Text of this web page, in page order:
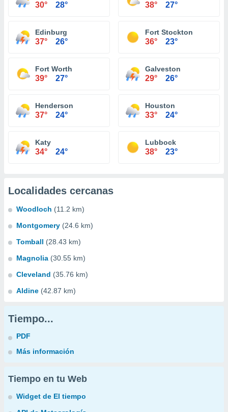
30° 28° 38° 27°
Edinburg
37° 26°
Fort Stockton
36° 23°
Fort Worth
39° 27°
Galveston
29° 26°
Henderson
37° 24°
Houston
33° 24°
Katy
34° 24°
Lubbock
38° 23°
Localidades cercanas
Woodloch (11.2 km)
Montgomery (24.6 km)
Tomball (28.43 km)
Magnolia (30.55 km)
Cleveland (35.76 km)
Aldine (42.87 km)
Tiempo...
PDF
Más información
Tiempo en tu Web
Widget de El tiempo